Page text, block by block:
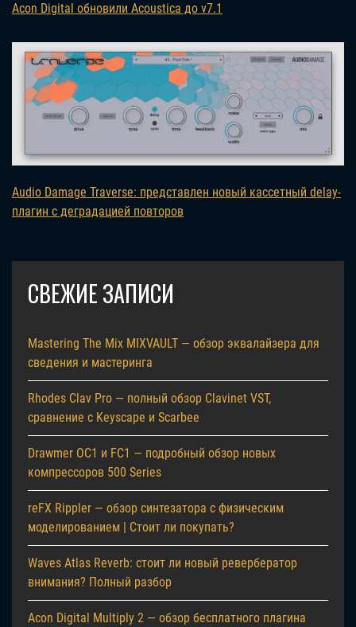
Acon Digital обновили Acoustica до v7.1
Audio Damage Traverse: представлен новый кассетный delay-
плагин с деградацией повторов
СВЕЖИЕ ЗАПИСИ
Mastering The Mix MIXVAULT — обзор эквалайзера для
сведения и мастеринга
Rhodes Clav Pro — полный обзор Clavinet VST,
сравнение с Keyscape и Scarbee
Drawmer OC1 и FC1 — подробный обзор новых
компрессоров 500 Series
reFX Rippler — обзор синтезатора с физическим
моделированием | Стоит ли покупать?
Waves Atlas Reverb: стоит ли новый ревербератор
внимания? Полный разбор
Acon Digital Multiply 2 — обзор бесплатного плагина